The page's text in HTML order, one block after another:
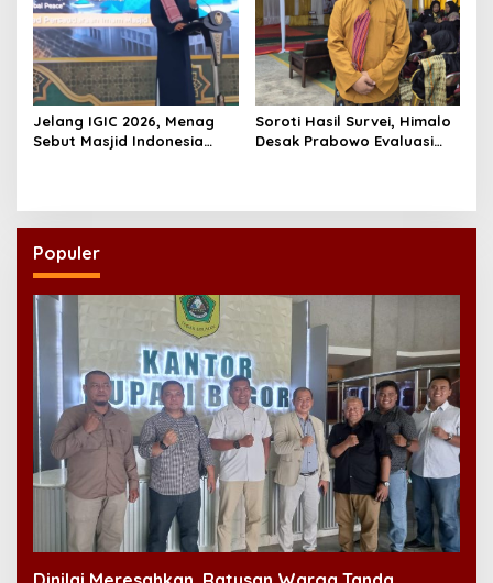
Jelang IGIC 2026, Menag
Sebut Masjid Indonesia
Soroti Hasil Survei, Himalo
Desak Prabowo Evaluasi
Populer